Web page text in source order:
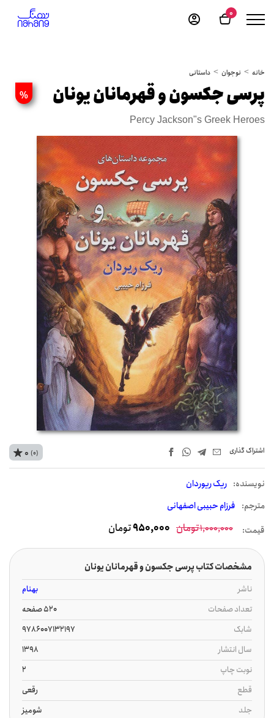
0
خانه نوجوان داستانی
% پرسی جکسون و قهرمانان یونان
Percy Jackson"s Greek Heroes
اشتراک‌ گذاری
نويسنده: ریک ریوردان
مترجم: فرزام حبیبی اصفهانی
0 (0)
قیمت: 1,000,000تومان 950,000تومان
مشخصات کتاب پرسی جکسون و قهرمانان یونان
ناشر
بهنام
تعداد صفحات
520 صفحه
شابک
9786007132197
سال انتشار
1398
نوبت چاپ
2
قطع
رقعی
جلد
شومیز